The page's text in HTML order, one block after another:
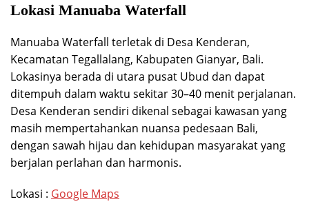
Lokasi Manuaba Waterfall
Manuaba Waterfall terletak di Desa Kenderan,
Kecamatan Tegallalang, Kabupaten Gianyar, Bali.
Lokasinya berada di utara pusat Ubud dan dapat
ditempuh dalam waktu sekitar 30–40 menit perjalanan.
Desa Kenderan sendiri dikenal sebagai kawasan yang
masih mempertahankan nuansa pedesaan Bali,
dengan sawah hijau dan kehidupan masyarakat yang
berjalan perlahan dan harmonis.
Lokasi : Google Maps